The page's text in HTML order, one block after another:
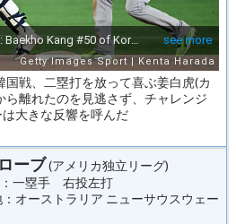
戦、二塁打を放って喜ぶ姜白虎(カ
ら離れたのを見逃さず、チャレンジ
大きな反響を呼んだ
ーブ(アメリカ独立リーグ)
一塁手 右投左打
オーストラリア ニューサウスウェー